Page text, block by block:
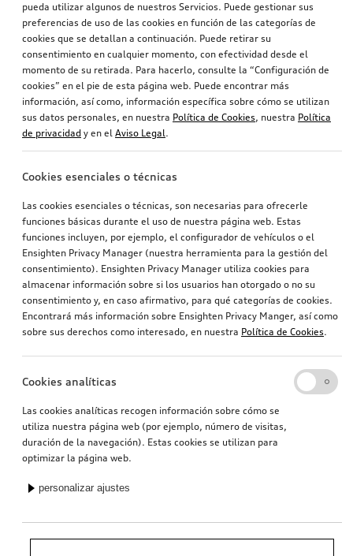
pueda utilizar algunos de nuestros Servicios. Puede gestionar sus
preferencias de uso de las cookies en función de las categorías de
cookies que se detallan a continuación. Puede retirar su
consentimiento en cualquier momento, con efectividad desde el
momento de su retirada. Para hacerlo, consulte la “Configuración de
cookies” en el pie de esta página web. Puede encontrar más
información, así como, información específica sobre cómo se utilizan
sus datos personales, en nuestra Política de Cookies, nuestra Política
de privacidad y en el Aviso Legal.
Cookies esenciales o técnicas
Las cookies esenciales o técnicas, son necesarias para ofrecerle
funciones básicas durante el uso de nuestra página web. Estas
funciones incluyen, por ejemplo, el configurador de vehículos o el
Ensighten Privacy Manager (nuestra herramienta para la gestión del
consentimiento). Ensighten Privacy Manager utiliza cookies para
almacenar información sobre si los usuarios han otorgado o no su
consentimiento y, en caso afirmativo, para qué categorías de cookies.
Encontrará más información sobre Ensighten Privacy Manger, así como
sobre sus derechos como interesado, en nuestra Política de Cookies.
Cookies analíticas
Las cookies analíticas recogen información sobre cómo se
utiliza nuestra página web (por ejemplo, número de visitas,
duración de la navegación). Estas cookies se utilizan para
optimizar la página web.
personalizar ajustes